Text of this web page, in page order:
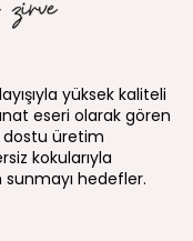
yüksek kaliteli
eseri olarak gören
dostu üretim
kokularıyla
sunmayı hedefler.